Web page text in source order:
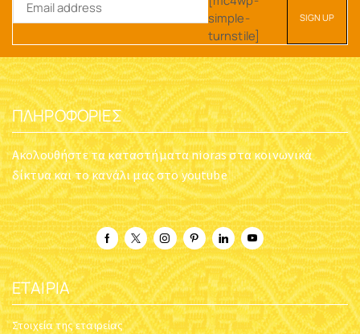
simple-
turnstile]
ΠΛΗΡΟΦΟΡΊΕΣ
Ακολουθήστε τα καταστήματα nioras στα κοινωνικά
δίκτυα και το κανάλι μας στο youtube
ΕΤΑΙΡΊΑ
Στοιχεία της εταιρείας